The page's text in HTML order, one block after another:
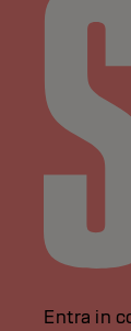
Entra in